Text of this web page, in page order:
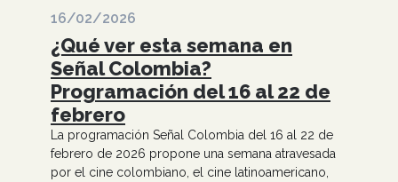
16/02/2026
¿Qué ver esta semana en
Señal Colombia?
Programación del 16 al 22 de
febrero
La programación Señal Colombia del 16 al 22 de
febrero de 2026 propone una semana atravesada
por el cine colombiano, el cine latinoamericano,